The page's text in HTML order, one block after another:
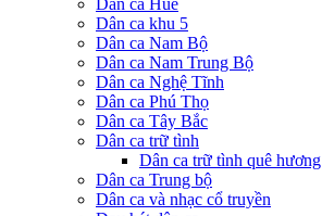
Dân ca Huế
Dân ca khu 5
Dân ca Nam Bộ
Dân ca Nam Trung Bộ
Dân ca Nghệ Tĩnh
Dân ca Phú Thọ
Dân ca Tây Bắc
Dân ca trữ tình
Dân ca trữ tình quê hương
Dân ca Trung bộ
Dân ca và nhạc cổ truyền